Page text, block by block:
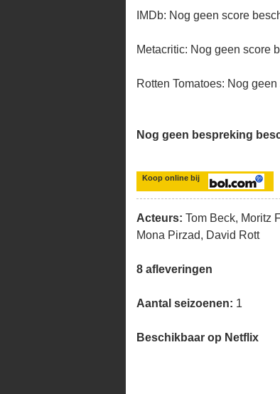
IMDb: Nog geen score
Metacritic: Nog geen score
Rotten Tomatoes: Nog
Nog geen bespreking
Koop online bij
Acteurs: Tom Beck, Moritz
Mona Pirzad, David Rott
8 afleveringen
Aantal seizoenen: 1
Beschikbaar op Netflix